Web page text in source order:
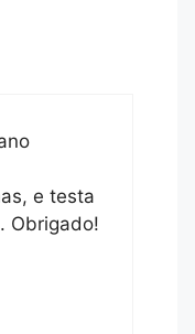
e testa
Obrigado!